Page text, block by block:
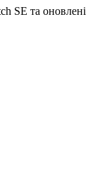
SE та оновлені